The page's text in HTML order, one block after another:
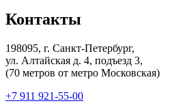
Контакты
198095, г. Санкт-Петербург,
ул. Алтайская д. 4, подъезд 3,
(70 метров от метро Московская)
+7 911 921-55-00